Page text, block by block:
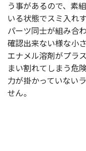
う事があるので、素
いる状態でスミ入れ
パーツ同士が組み合
確認出来ない様な小
エナメル溶剤がプラ
まい割れてしまう危
力が掛かっていない
せん。